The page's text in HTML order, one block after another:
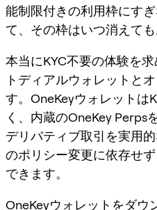
能制限付きの利用枠にす
て、その枠はいつ消えて
本当にKYC不要の体験を
トディアルウォレットと
す。OneKeyウォレットは
く、内蔵のOneKey Perps
デリバティブ取引を実用
のポリシー変更に依存せ
できます。
OneKeyウォレットをダウ